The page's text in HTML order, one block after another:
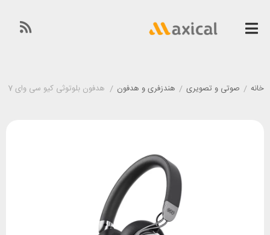
خانه / صوتی و تصویری / هندزفری و هدفون / هدفون بلوتوثی کیو سی وای QCY Era 7